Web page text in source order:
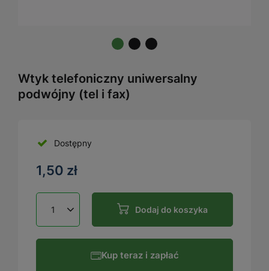
Wtyk telefoniczny uniwersalny
podwójny (tel i fax)
Dostępny
1,50 zł
Dodaj do koszyka
Kup teraz i zapłać